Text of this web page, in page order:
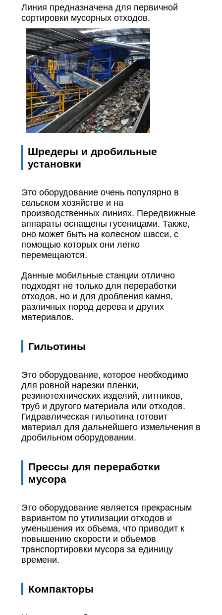
Линия предназначена для первичной
сортировки мусорных отходов.
Шредеры и дробильные
установки
Это оборудование очень популярно в
сельском хозяйстве и на
производственных линиях. Передвижные
аппараты оснащены гусеницами. Также,
оно может быть на колесном шасси, с
помощью которых они легко
перемещаются.
Данные мобильные станции отлично
подходят не только для переработки
отходов, но и для дробления камня,
различных пород дерева и других
материалов.
Гильотины
Это оборудование, которое необходимо
для ровной нарезки пленки,
резинотехнических изделий, литников,
труб и другого материала или отходов.
Гидравлическая гильотина готовит
материал для дальнейшего измельчения в
дробильном оборудовании.
Прессы для переработки
мусора
Это оборудование является прекрасным
вариантом по утилизации отходов и
уменьшения их объема, что приводит к
повышению скорости и объемов
транспортировки мусора за единицу
времени.
Компакторы